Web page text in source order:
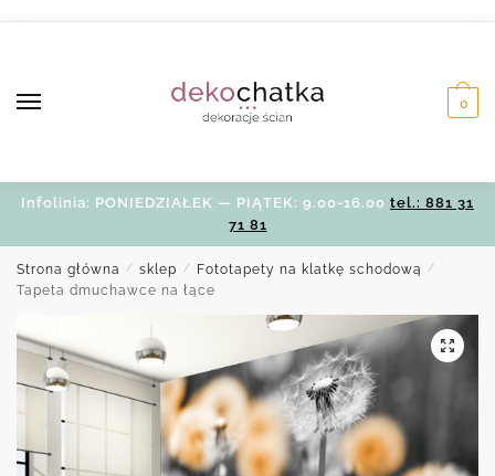
0
Infolinia: PONIEDZIAŁEK — PIĄTEK: 9.00-16.00 tel.: 881 31
71 81
Strona główna / sklep / Fototapety na klatkę schodową /
Tapeta dmuchawce na łące